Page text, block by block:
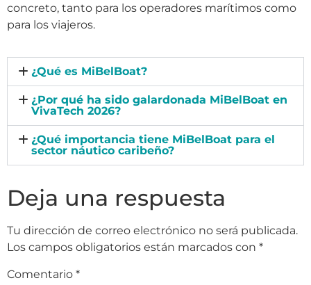
concreto, tanto para los operadores marítimos como
para los viajeros.
¿Qué es MiBelBoat?
¿Por qué ha sido galardonada MiBelBoat en
VivaTech 2026?
¿Qué importancia tiene MiBelBoat para el
sector náutico caribeño?
Deja una respuesta
Tu dirección de correo electrónico no será publicada.
Los campos obligatorios están marcados con *
Comentario *